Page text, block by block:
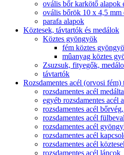
ovális bőr karkötő alapok
ovális bőrök 10 x 4,5 mm
parafa alapok
Köztesek, távtartók és medálok
Köztes gyöngyök
fém köztes
mûanyag köztes
Zsuzsuk, fityegők,
távtartók
Rozsdamentes acél (orvosi fém)
rozsdamentes acél
egyéb rozsdamentes acél
rozsdamentes acél
rozsdamentes acél
rozsdamentes acél
rozsdamentes acél
rozsdamentes acél
rozsdamentes acél láncok